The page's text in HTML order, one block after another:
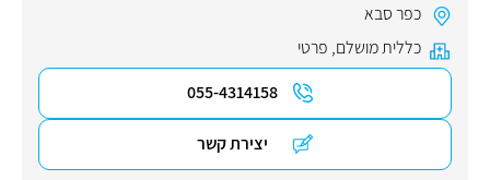
כפר סבא
כללית מושלם, פרטי
055-4314158
יצירת קשר